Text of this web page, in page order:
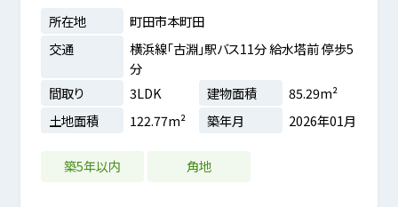
所在地
町田市本町田
交通
横浜線「古淵」駅バス11分 給水塔前 停歩5
分
間取り
3LDK 建物面積
85.29m²
土地面積
122.77m² 築年月 2026年01月
築5年以内 角地